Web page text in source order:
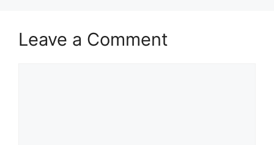
Leave a Comment